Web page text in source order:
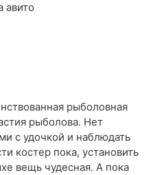
авито
рыболовная
рыболова. Нет
с удочкой и наблюдать
костер пока, установить
вещь чудесная. А пока